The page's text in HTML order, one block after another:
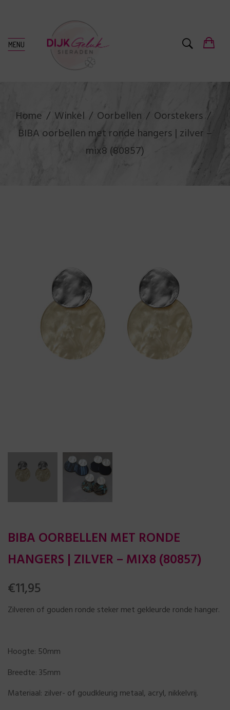
MENU
Home Winkel Oorbellen
Oorstekers
BIBA oorbellen met ronde hangers | zilver –
mix8 (80857)
BIBA OORBELLEN MET RONDE
HANGERS | ZILVER – MIX8 (80857)
€11,95
Zilveren of gouden ronde steker met gekleurde ronde hanger.
Hoogte: 50mm
Breedte: 35mm
Materiaal: zilver- of goudkleurig metaal, acryl, nikkelvrij.